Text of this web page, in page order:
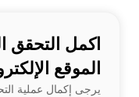
اكمل التحقق
الموقع
يرجى إكمال عملية